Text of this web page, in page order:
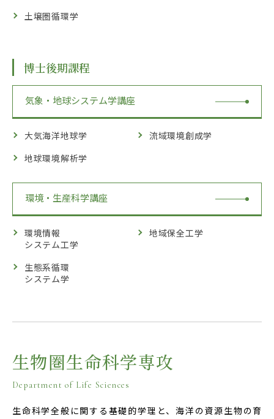
土壌圏循環学
博士後期課程
気象・地球システム学講座
大気海洋地球学
流域環境創成学
地球環境解析学
環境・生産科学講座
環境情報
システム工学
地域保全工学
生態系循環
システム学
生物圏生命科学専攻
Department of Life Sciences
生命科学全般に関する基礎的学理と、海洋の資源生物の育